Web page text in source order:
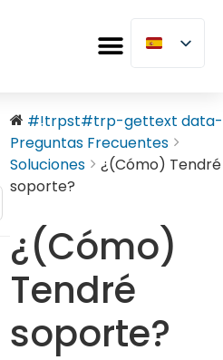
#!trpst#trp-gettext data-
Preguntas Frecuentes
Soluciones
¿(Cómo) Tendré
soporte?
¿(Cómo)
Tendré
soporte?